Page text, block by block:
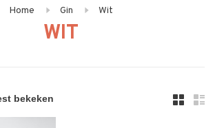
Home Gin Wit
WIT